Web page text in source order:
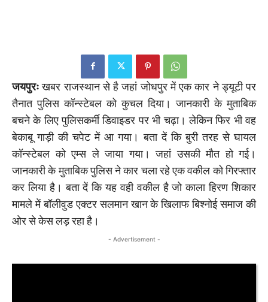
जयपुरःखबर राजस्थान से है जहां जोधपुर में एक कार ने ड्यूटी पर
तैनात पुलिस कॉन्स्टेबल को कुचल दिया। जानकारी के मुताबिक
बचने के लिए पुलिसकर्मी डिवाइडर पर भी चढ़ा। लेकिन फिर भी वह
बेकाबू गाड़ी की चपेट में आ गया। बता दें कि बुरी तरह से घायल
कॉन्स्टेबल को एम्स ले जाया गया। जहां उसकी मौत हो गई।
जानकारी के मुताबिक पुलिस ने कार चला रहे एक वकील को गिरफ्तार
कर लिया है। बता दें कि यह वही वकील है जो काला हिरण शिकार
मामले में बॉलीवुड एक्टर सलमान खान के खिलाफ बिश्नोई समाज की
ओर से केस लड़ रहा है।
- Advertisement -